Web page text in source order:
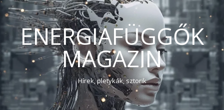
ENERGIAFÜGGŐK
MAGAZIN
Hírek, pletykák, sztorik